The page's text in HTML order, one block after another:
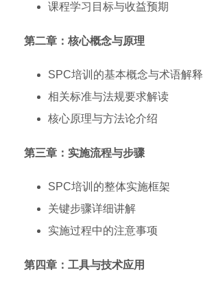
课程学习目标与收益预期
第二章：核心概念与原理
SPC培训的基本概念与术语解释
相关标准与法规要求解读
核心原理与方法论介绍
第三章：实施流程与步骤
SPC培训的整体实施框架
关键步骤详细讲解
实施过程中的注意事项
第四章：工具与技术应用